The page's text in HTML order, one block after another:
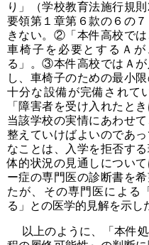
り」（学校教育法施行規
要領第１章第６款の６の
きない。②「本件高校では
車椅子を必要とするＡ
る」。③本件高校ではＡ
し、車椅子のための最小
十分な設備が完備されて
「障害者を受け入れたと
当該学校の実情にあわせ
整えていけばよいのであ
なことは、入学を拒否す
体的状況の見通しについ
ー症の専門医の診断書を
たが、その専門医による
る」との医学的見解を示し
以上のように、「本件処